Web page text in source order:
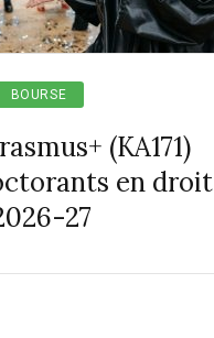
BOURSE
(KA171)
en droit
27